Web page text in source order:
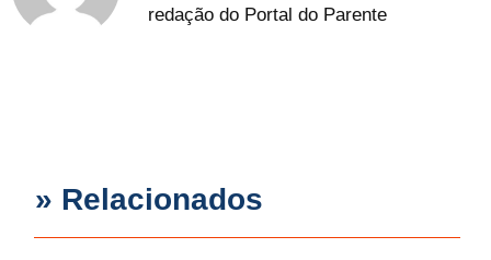
redação do Portal do Parente
» Relacionados